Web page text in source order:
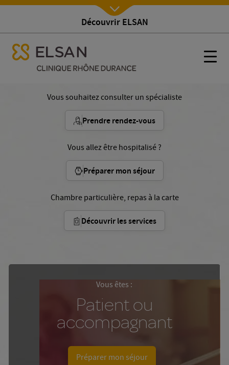
Découvrir ELSAN
Accueil
menu mobile
Nx:Afficher menu
menu mobile
Vous souhaitez consulter un spécialiste
Prendre rendez-vous
Vous allez être hospitalisé ?
Préparer mon séjour
Chambre particulière, repas à la carte
Découvrir les services
Vous êtes :
Patient ou
accompagnant
Préparer mon séjour